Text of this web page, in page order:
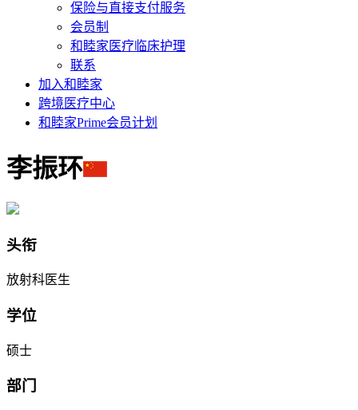
保险与直接支付服务
会员制
和睦家医疗临床护理
联系
加入和睦家
跨境医疗中心
和睦家Prime会员计划
李振环
头衔
放射科医生
学位
硕士
部门